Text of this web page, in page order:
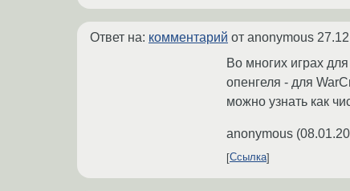
Ответ на: комментарий от anonymous
Во многих играх
опенгеля - для
можно узнать как
anonymous (
Ссылка